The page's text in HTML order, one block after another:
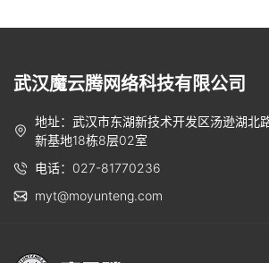
武汉魔云腾网络科技有限公司
地址：武汉市东湖新技术开发区汤逊湖北
新基地18栋8层02室
电话：027-81770236
myt@moyunteng.com